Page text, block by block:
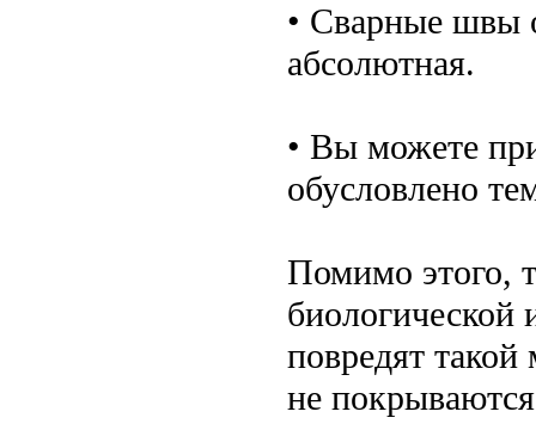
• Сварные швы
абсолютная.
• Вы можете
обусловлено
Помимо этого,
повредят
не